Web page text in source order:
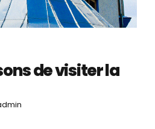
de visiter la